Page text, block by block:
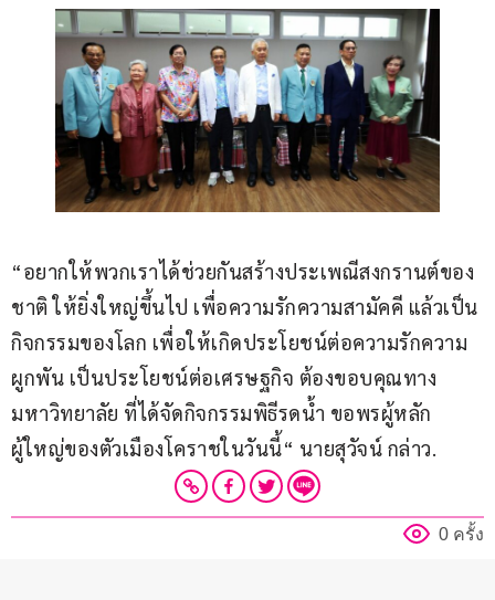
“อยากให้พวกเราได้ช่วยกันสร้างประเพณีสงกรานต์ของ
ชาติ ให้ยิ่งใหญ่ขึ้นไป เพื่อความรักความสามัคคี แล้วเป็น
กิจกรรมของโลก เพื่อให้เกิดประโยชน์ต่อความรักความ
ผูกพัน เป็นประโยชน์ต่อเศรษฐกิจ ต้องขอบคุณทาง
มหาวิทยาลัย ที่ได้จัดกิจกรรมพิธีรดน้ำ ขอพรผู้หลัก
ผู้ใหญ่ของตัวเมืองโคราชในวันนี้“ นายสุวัจน์ กล่าว.
0 ครั้ง